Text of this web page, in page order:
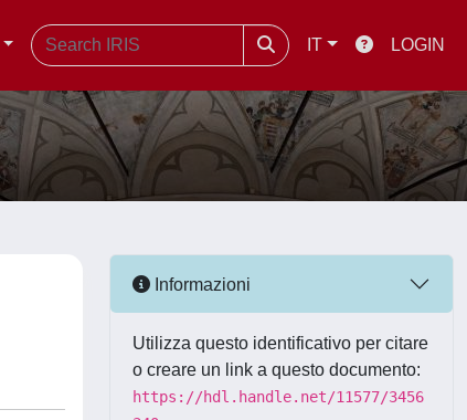
IT LOGIN
Informazioni
Utilizza questo identificativo per citare
o creare un link a questo documento:
https://hdl.handle.net/11577/3456